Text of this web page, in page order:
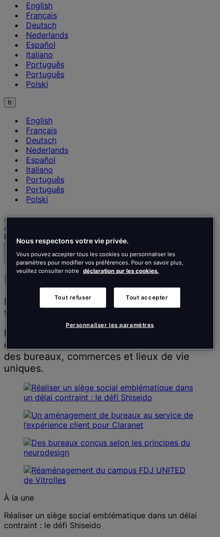
English
Français
Deutsch
Nederlands
Español
Italiano
Português
Português
Polski
fr
English
Français
Deutsch
Nederlands
Español
Italiano
Português
Português
Polski
Accueil
Nos réalisations
Rechercher
des
personnes,
des
lieux,
des
actualités
des
informations
Nos réalisations
Inspirer les gens à mieux penser, mieux
travailler et mieux vivre.
Découvrez nos projets de Design & Build
dans le monde entier. Nous donnons vie à
des bureaux, commerces et lieux de vie
uniques.
À la une
Réaliser un siège social emblématique dans un délai
contraint : le défi Shiseido
Nous respectons votre vie privée.
Vous pouvez accepter tous les cookies ou personnaliser les
paramètres pour modifier vos préférences. Pour en savoir plus,
veuillez consulter notre
déclaration sur les cookies.
Tout refuser Tout accepter
Personnaliser les paramètres